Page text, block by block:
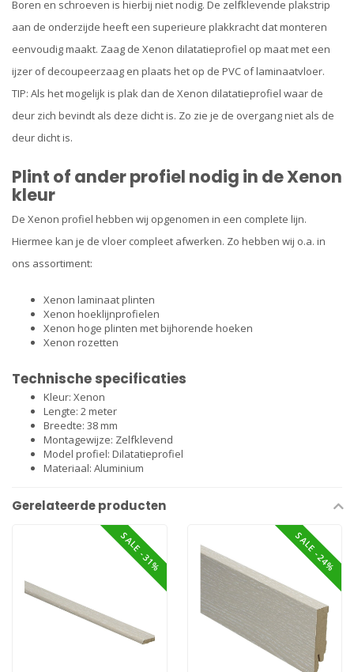
Boren en schroeven is hierbij niet nodig. De zelfklevende plakstrip
aan de onderzijde heeft een superieure plakkracht dat monteren
eenvoudig maakt. Zaag de Xenon dilatatieprofiel op maat met een
ijzer of decoupeerzaag en plaats het op de PVC of laminaatvloer.
TIP: Als het mogelijk is plak dan de Xenon dilatatieprofiel waar de
deur zich bevindt als deze dicht is. Zo zie je de overgang niet als de
deur dicht is.
Plint of ander profiel nodig in de Xenon
kleur
De Xenon profiel hebben wij opgenomen in een complete lijn.
Hiermee kan je de vloer compleet afwerken. Zo hebben wij o.a. in
ons assortiment:
Xenon laminaat plinten
Xenon hoeklijnprofielen
Xenon hoge plinten met bijhorende hoeken
Xenon rozetten
Technische specificaties
Kleur: Xenon
Lengte: 2 meter
Breedte: 38 mm
Montagewijze: Zelfklevend
Model profiel: Dilatatieprofiel
Materiaal: Aluminium
Gerelateerde producten
SALE -31% SALE -24%